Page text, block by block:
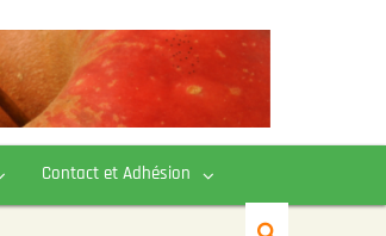
Contact et Adhésion